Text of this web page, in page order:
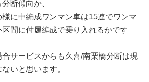
断傾向か、
様に中編成ワンマン車は15連でワンマ
区間に付属編成で乗り入れるかです
合サービスからも久喜/南栗橋分断は現
いと思います。